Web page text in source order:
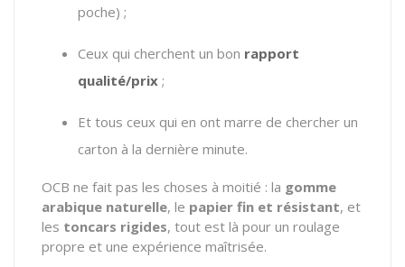
poche) ;
Ceux qui cherchent un bon rapport
qualité/prix ;
Et tous ceux qui en ont marre de chercher un
carton à la dernière minute.
OCB ne fait pas les choses à moitié : la gomme
arabique naturelle, le papier fin et résistant, et
les toncars rigides, tout est là pour un roulage
propre et une expérience maîtrisée.